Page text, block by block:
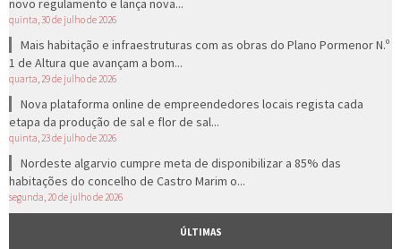
novo regulamento e lança nova...
quinta, 30 de julho de 2026
Mais habitação e infraestruturas com as obras do Plano Pormenor N.º
1 de Altura que avançam a bom...
quarta, 29 de julho de 2026
Nova plataforma online de empreendedores locais regista cada
etapa da produção de sal e flor de sal...
quinta, 23 de julho de 2026
Nordeste algarvio cumpre meta de disponibilizar a 85% das
habitações do concelho de Castro Marim o...
segunda, 20 de julho de 2026
ÚLTIMAS